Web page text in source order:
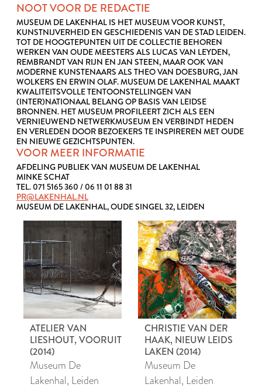
NOOT VOOR DE REDACTIE
MUSEUM DE LAKENHAL IS HET MUSEUM VOOR KUNST,
KUNSTNIJVERHEID EN GESCHIEDENIS VAN DE STAD LEIDEN.
TOT DE HOOGTEPUNTEN UIT DE COLLECTIE BEHOREN
WERKEN VAN OUDE MEESTERS ALS LUCAS VAN LEYDEN,
REMBRANDT VAN RIJN EN JAN STEEN, MAAR OOK VAN
MODERNE KUNSTENAARS ALS THEO VAN DOESBURG, JAN
WOLKERS EN ERWIN OLAF. MUSEUM DE LAKENHAL MAAKT
KWALITEITSVOLLE TENTOONSTELLINGEN VAN
(INTER)NATIONAAL BELANG OP BASIS VAN LEIDSE
BRONNEN. HET MUSEUM PROFILEERT ZICH ALS EEN
VERNIEUWEND NETWERKMUSEUM EN VERBINDT HEDEN
EN VERLEDEN DOOR BEZOEKERS TE INSPIREREN MET OUDE
EN NIEUWE GEZICHTSPUNTEN.
VOOR MEER INFORMATIE
AFDELING PUBLIEK VAN MUSEUM DE LAKENHAL
MINKE SCHAT
TEL. 071 5165 360 / 06 11 01 88 31
PR@LAKENHAL.NL
MUSEUM DE LAKENHAL, OUDE SINGEL 32, LEIDEN
ATELIER VAN
LIESHOUT, VOORUIT
(2014)
Museum De
Lakenhal, Leiden
CHRISTIE VAN DER
HAAK, NIEUW LEIDS
LAKEN (2014)
Museum De
Lakenhal, Leiden